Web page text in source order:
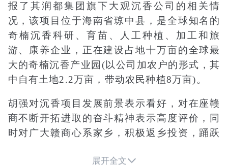
报了其润都集团旗下大观沉香公司的相关情
况，该项目位于海南省琼中县，是全球知名的
奇楠沉香科研、育苗、人工种植、加工和旅
游、康养企业，正在建设占地十万亩的全球最
大的奇楠沉香产业园(以公司加农户的形式，其
中自有土地2.2万亩，带动农民种植8万亩)。
胡强对沉香项目发展前景表示看好，对在座赣
商不断开拓进取的奋斗精神表示高度评价，同
时对广大赣商心系家乡，积极返乡投资，踊跃
新冠肺炎疫情和鄱阳湖流域的历史特大洪水灾
展开全文